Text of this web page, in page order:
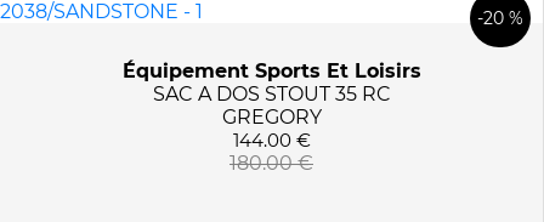
-20 %
Équipement Sports Et Loisirs
SAC A DOS STOUT 35 RC
GREGORY
144.00 €
180.00 €